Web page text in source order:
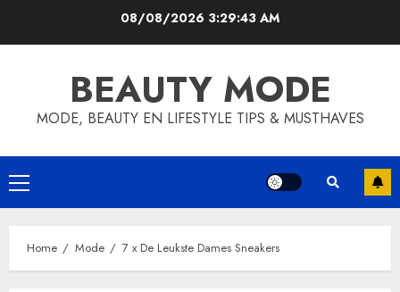
08/08/2026 3:29:44 AM
BEAUTY MODE
MODE, BEAUTY EN LIFESTYLE TIPS & MUSTHAVES
Primary
Menu
Home Mode 7 x De Leukste Dames Sneakers